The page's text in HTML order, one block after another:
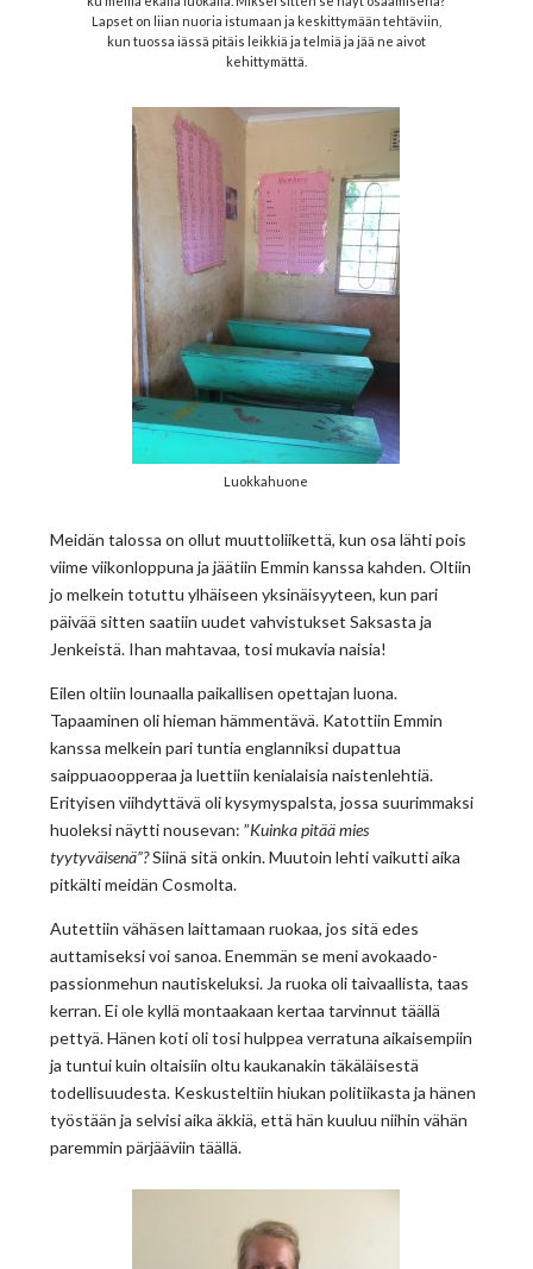
Lapset on liian nuoria istumaan ja keskittymään tehtäviin,
kun tuossa iässä pitäis leikkiä ja telmiä ja jää ne aivot
kehittymättä.
Luokkahuone
Meidän talossa on ollut muuttoliikettä, kun osa lähti pois
viime viikonloppuna ja jäätiin Emmin kanssa kahden. Oltiin
jo melkein totuttu ylhäiseen yksinäisyyteen, kun pari
päivää sitten saatiin uudet vahvistukset Saksasta ja
Jenkeistä. Ihan mahtavaa, tosi mukavia naisia!
Eilen oltiin lounaalla paikallisen opettajan luona.
Tapaaminen oli hieman hämmentävä. Katottiin Emmin
kanssa melkein pari tuntia englanniksi dupattua
saippuaoopperaa ja luettiin kenialaisia naistenlehtiä.
Erityisen viihdyttävä oli kysymyspalsta, jossa suurimmaksi
huoleksi näytti nousevan: ”Kuinka pitää mies
tyytyväisenä”?Siinä sitä onkin. Muutoin lehti vaikutti aika
pitkälti meidän Cosmolta.
Autettiin vähäsen laittamaan ruokaa, jos sitä edes
auttamiseksi voi sanoa. Enemmän se meni avokaado-
passionmehun nautiskeluksi. Ja ruoka oli taivaallista, taas
kerran. Ei ole kyllä montaakaan kertaa tarvinnut täällä
pettyä. Hänen koti oli tosi hulppea verratuna aikaisempiin
ja tuntui kuin oltaisiin oltu kaukanakin täkäläisestä
todellisuudesta. Keskusteltiin hiukan politiikasta ja hänen
työstään ja selvisi aika äkkiä, että hän kuuluu niihin vähän
paremmin pärjääviin täällä.